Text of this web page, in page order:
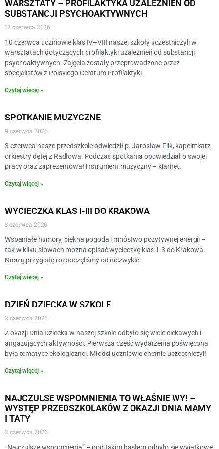
WARSZTATY – PROFILAKTYKA UZALEŻNIEŃ OD
SUBSTANCJI PSYCHOAKTYWNYCH
12 czerwca 2026
10 czerwca uczniowie klas IV–VIII naszej szkoły uczestniczyli w
warsztatach dotyczących profilaktyki uzależnień od substancji
psychoaktywnych. Zajęcia zostały przeprowadzone przez
specjalistów z Polskiego Centrum Profilaktyki
Czytaj więcej »
SPOTKANIE MUZYCZNE
9 czerwca 2026
3 czerwca nasze przedszkole odwiedził p. Jarosław Flik, kapelmistrz
orkiestry dętej z Radłowa. Podczas spotkania opowiedział o swojej
pracy oraz zaprezentował instrument muzyczny – klarnet.
Czytaj więcej »
WYCIECZKA KLAS I-III DO KRAKOWA
3 czerwca 2026
Wspaniałe humory, piękna pogoda i mnóstwo pozytywnej energii –
tak w kilku słowach można opisać wycieczkę klas 1-3 do Krakowa.
Naszą przygodę rozpoczęliśmy od niezwykle
Czytaj więcej »
DZIEŃ DZIECKA W SZKOLE
2 czerwca 2026
Z okazji Dnia Dziecka w naszej szkole odbyło się wiele ciekawych i
angażujących aktywności. Pierwsza część wydarzenia poświęcona
była tematyce ekologicznej. Młodsi uczniowie chętnie uczestniczyli
Czytaj więcej »
NAJCZULSE WSPOMNIENIA TO WŁAŚNIE WY! –
WYSTĘP PRZEDSZKOLAKÓW Z OKAZJI DNIA MAMY
I TATY
2 czerwca 2026
„Najczulsze wspomnienia” – pod takim hasłem odbyło się wyjątkowe